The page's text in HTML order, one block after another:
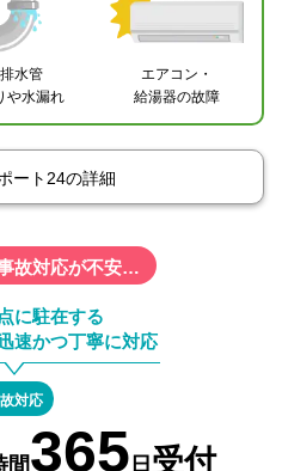
水管
や水漏れ
エアコン・
給湯器の故障
ート24の詳細
故対応が不安…
に駐在する
速かつ丁寧に対応
対応
間365 日 受付